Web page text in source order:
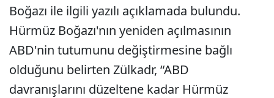
Boğazı ile ilgili yazılı açıklamada bulundu.
Hürmüz Boğazı'nın yeniden açılmasının
ABD'nin tutumunu değiştirmesine bağlı
olduğunu belirten Zülkadr, “ABD
davranışlarını düzeltene kadar Hürmüz